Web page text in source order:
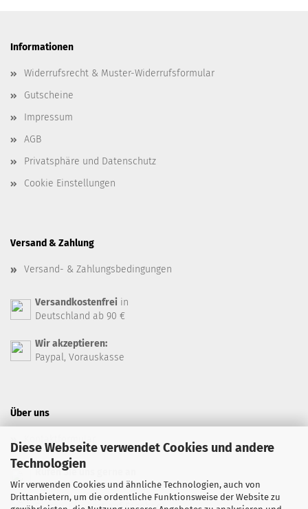
Diese Webseite verwendet Cookies und andere
Technologien
Wir verwenden Cookies und ähnliche Technologien, auch von
Drittanbietern, um die ordentliche Funktionsweise der Website zu
Informationen
Widerrufsrecht & Muster-Widerrufsformular
Gutscheine
Impressum
AGB
Privatsphäre und Datenschutz
Cookie Einstellungen
Versand & Zahlung
Versand- & Zahlungsbedingungen
Versandkostenfrei in
Deutschland ab 90 €
Wir akzeptieren:
Paypal, Vorauskasse
Über uns
Kontaktformular
Rufen Sie uns gerne an
+49 7071 94 66 99
Safran-Feinkost auf Facebook